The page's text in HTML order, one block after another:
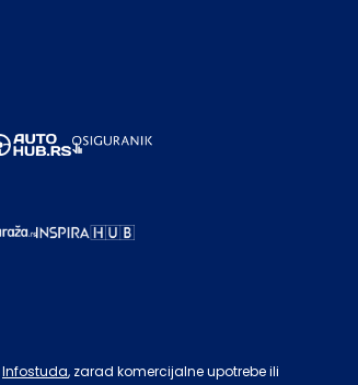
Infostuda, zarad komercijalne upotrebe ili